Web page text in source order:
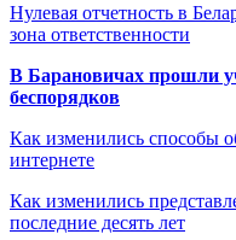
Нулевая отчетность в
зона ответственности
В Барановичах прошли
беспорядков
Как изменились способы
интернете
Как изменились
последние десять лет